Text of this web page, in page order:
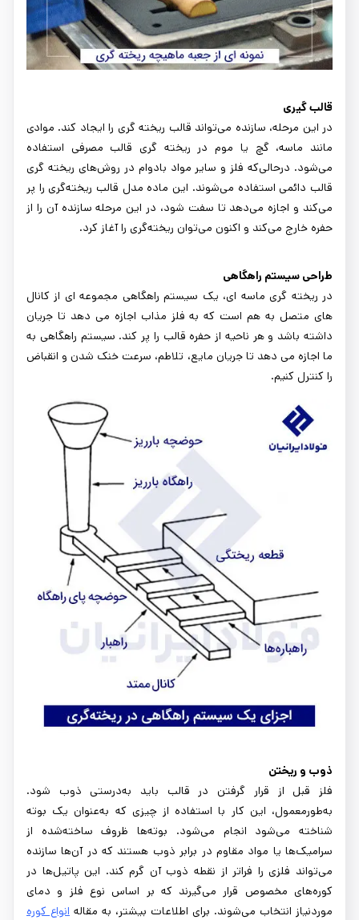
قالب گیری
در این مرحله، سازنده می‌تواند قالب ریخته گری را ایجاد کند. موادی
مانند ماسه، گچ یا موم در ریخته گری قالب مصرفی استفاده
می‌شود. درحالی‌که فلز و سایر مواد بادوام در روش‌های ریخته گری
قالب دائمی استفاده می‌شوند. این ماده مدل قالب ریخته‌گری را پر
می‌کند و اجازه می‌دهد تا سفت شود، در این مرحله سازنده آن را از
حفره خارج می‌کند و اکنون می‌توان ریخته‌گری را آغاز کرد.
طراحی سیستم راهگاهی
در ریخته گری ماسه ای، یک سیستم راهگاهی مجموعه ای از کانال
های متصل به هم است که به فلز مذاب اجازه می دهد تا جریان
داشته باشد و هر ناحیه از حفره قالب را پر کند. سیستم راهگاهی به
ما اجازه می دهد تا جریان مایع، تلاطم، سرعت خنک شدن و انقباض
را کنترل کنیم.
ذوب و ریختن
فلز قبل از قرار گرفتن در قالب باید به‌درستی ذوب شود.
به‌طورمعمول، این کار با استفاده از چیزی که به‌عنوان یک بوته
شناخته می‌شود انجام می‌شود. بوته‌ها ظروف ساخته‌شده از
سرامیک‌ها یا مواد مقاوم در برابر ذوب هستند که در آن‌ها سازنده
می‌تواند فلزی را فراتر از نقطه ذوب آن گرم کند. این پاتیل‌ها در
کوره‌های مخصوص قرار می‌گیرند که بر اساس نوع فلز و دمای
موردنیاز انتخاب می‌شوند. برای اطلاعات بیشتر، به مقاله انواع کوره